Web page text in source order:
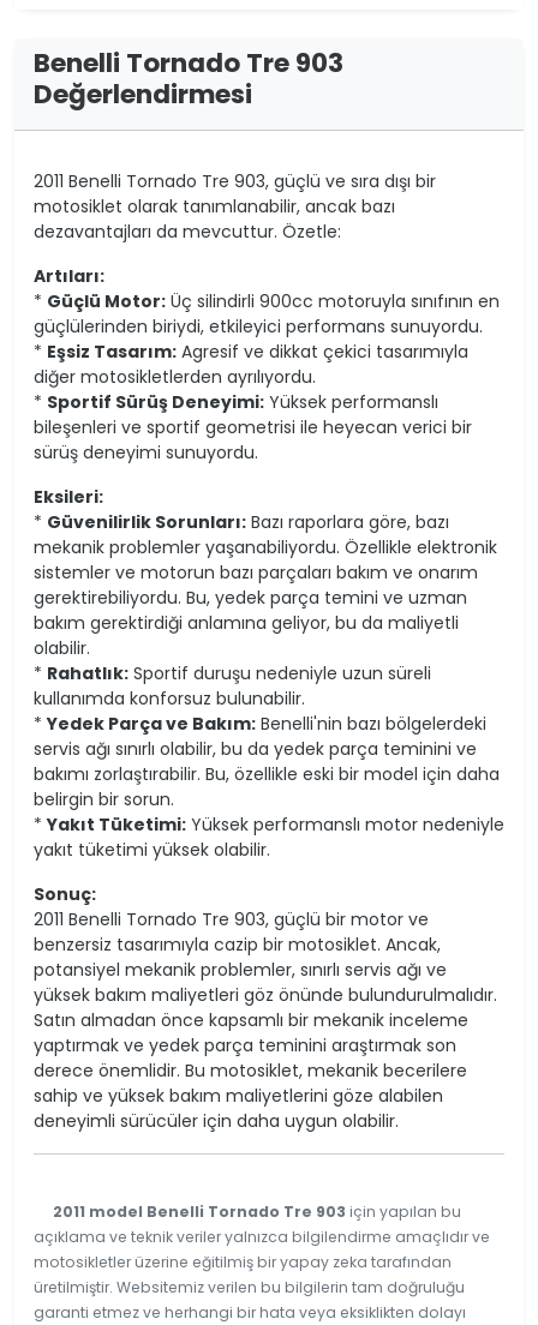
Benelli Tornado Tre 903
Değerlendirmesi
2011 Benelli Tornado Tre 903, güçlü ve sıra dışı bir
motosiklet olarak tanımlanabilir, ancak bazı
dezavantajları da mevcuttur. Özetle:
Artıları:
* Güçlü Motor: Üç silindirli 900cc motoruyla sınıfının en
güçlülerinden biriydi, etkileyici performans sunuyordu.
* Eşsiz Tasarım: Agresif ve dikkat çekici tasarımıyla
diğer motosikletlerden ayrılıyordu.
* Sportif Sürüş Deneyimi: Yüksek performanslı
bileşenleri ve sportif geometrisi ile heyecan verici bir
sürüş deneyimi sunuyordu.
Eksileri:
* Güvenilirlik Sorunları: Bazı raporlara göre, bazı
mekanik problemler yaşanabiliyordu. Özellikle elektronik
sistemler ve motorun bazı parçaları bakım ve onarım
gerektirebiliyordu. Bu, yedek parça temini ve uzman
bakım gerektirdiği anlamına geliyor, bu da maliyetli
olabilir.
* Rahatlık: Sportif duruşu nedeniyle uzun süreli
kullanımda konforsuz bulunabilir.
*Yedek Parça ve Bakım: Benelli'nin bazı bölgelerdeki
servis ağı sınırlı olabilir, bu da yedek parça teminini ve
bakımı zorlaştırabilir. Bu, özellikle eski bir model için daha
belirgin bir sorun.
*Yakıt Tüketimi: Yüksek performanslı motor nedeniyle
yakıt tüketimi yüksek olabilir.
Sonuç:
2011 Benelli Tornado Tre 903, güçlü bir motor ve
benzersiz tasarımıyla cazip bir motosiklet. Ancak,
potansiyel mekanik problemler, sınırlı servis ağı ve
yüksek bakım maliyetleri göz önünde bulundurulmalıdır.
Satın almadan önce kapsamlı bir mekanik inceleme
yaptırmak ve yedek parça teminini araştırmak son
derece önemlidir. Bu motosiklet, mekanik becerilere
sahip ve yüksek bakım maliyetlerini göze alabilen
deneyimli sürücüler için daha uygun olabilir.
2011 model Benelli Tornado Tre 903 için yapılan bu
açıklama ve teknik veriler yalnızca bilgilendirme amaçlıdır ve
motosikletler üzerine eğitilmiş bir yapay zeka tarafından
üretilmiştir. Websitemiz verilen bu bilgilerin tam doğruluğu
garanti etmez ve herhangi bir hata veya eksiklikten dolayı